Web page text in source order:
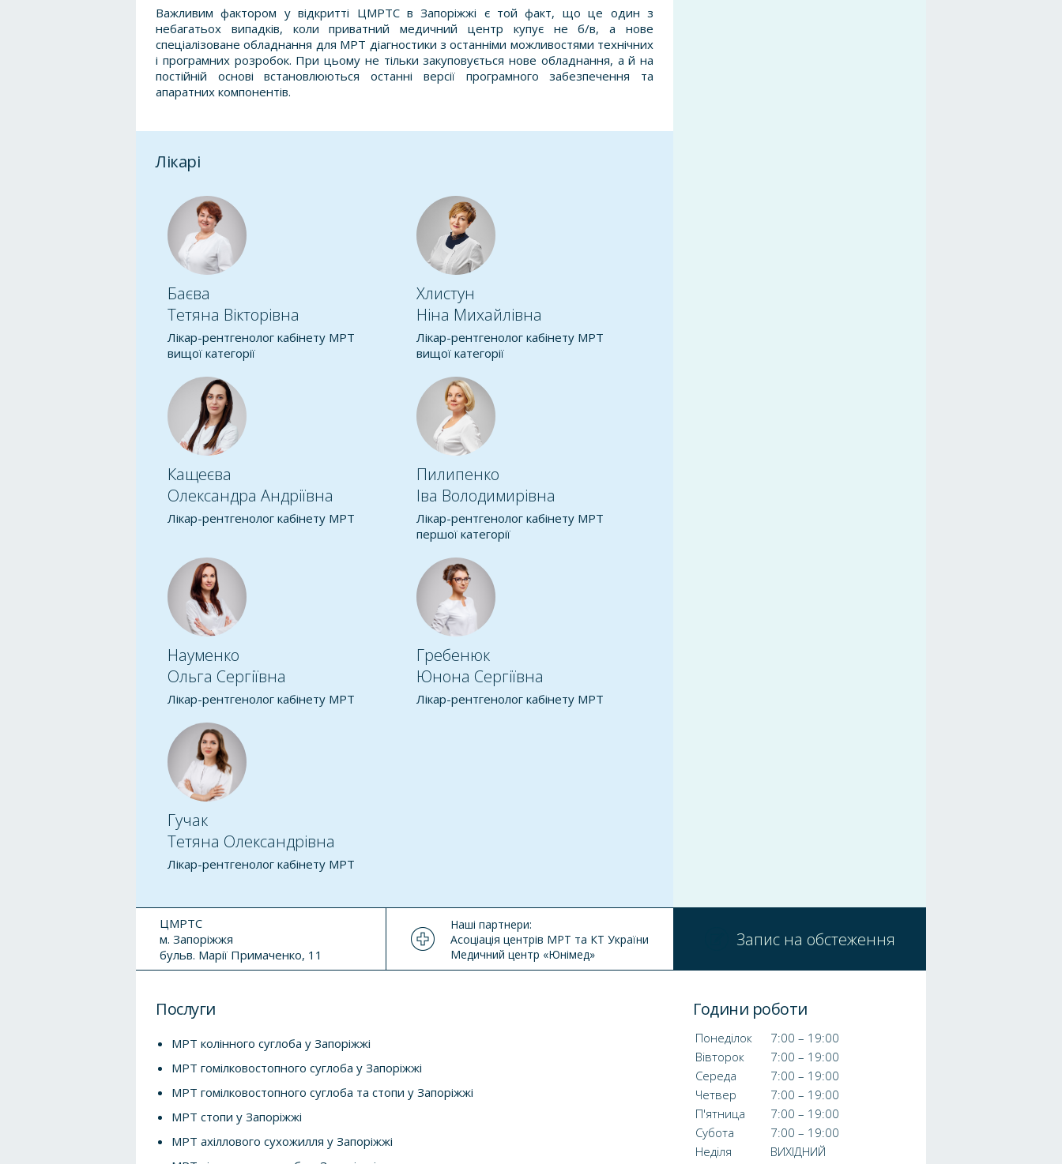
Важливим фактором у відкритті ЦМРТС в Запоріжжі є той факт, що це один з
небагатьох випадків, коли приватний медичний центр купує не б/в, а нове
спеціалізоване обладнання для МРТ діагностики з останніми можливостями технічних
і програмних розробок. При цьому не тільки закуповується нове обладнання, а й на
постійній основі встановлюються останні версії програмного забезпечення та
апаратних компонентів.
Лікарі
Баєва
Тетяна Вікторівна
Лікар-рентгенолог кабінету МРТ
вищої категорії
Хлистун
Ніна Михайлівна
Лікар-рентгенолог кабінету МРТ
вищої категорії
Кащеєва
Олександра Андріївна
Лікар-рентгенолог кабінету МРТ
Пилипенко
Іва Володимирівна
Лікар-рентгенолог кабінету МРТ
першої категорії
Науменко
Ольга Сергіївна
Лікар-рентгенолог кабінету МРТ
Гребенюк
Юнона Сергіївна
Лікар-рентгенолог кабінету МРТ
Гучак
Тетяна Олександрівна
Лікар-рентгенолог кабінету МРТ
ЦМРТС
м. Запоріжжя
бульв. Марії Примаченко, 11
Наші партнери:
Асоціація центрів МРТ та КТ України
Медичний центр «Юнімед»
Запис на обстеження
Послуги
МРТ колінного суглоба у Запоріжжі
МРТ гомілковостопного суглоба у Запоріжжі
МРТ гомілковостопного суглоба та стопи у Запоріжжі
МРТ стопи у Запоріжжі
МРТ ахіллового сухожилля у Запоріжжі
Години роботи
Понеділок
7:00 – 19:00
Вівторок
7:00 – 19:00
Середа
7:00 – 19:00
Четвер
7:00 – 19:00
П'ятница
7:00 – 19:00
Субота
7:00 – 19:00
Неділя
ВИХІДНИЙ